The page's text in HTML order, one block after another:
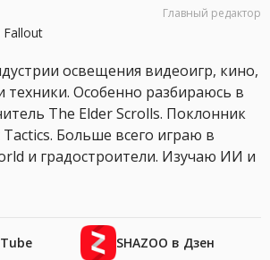
Fallout
Главный редактор
освещения видеоигр, кино,
техники. Особенно разбираюсь в
The Elder Scrolls. Поклонник
Больше всего играю в
и градостроители. Изучаю ИИ и
SHAZOO в Дзен